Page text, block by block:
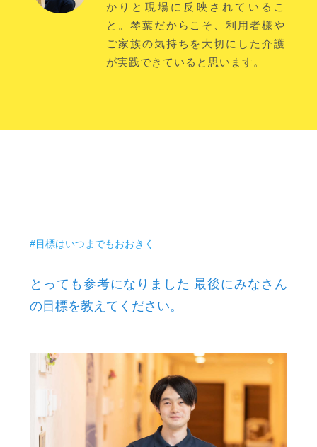
かりと現場に反映されているこ
と。琴葉だからこそ、利用者様や
ご家族の気持ちを大切にした介護
が実践できていると思います。
#目標はいつまでもおおきく
とっても参考になりました 最後にみなさん
の目標を教えてください。